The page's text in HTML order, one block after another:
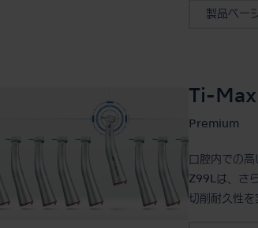
製品ペー
Ti-
Premium
口腔内での
Z99Lは、さ
切削耐久性を